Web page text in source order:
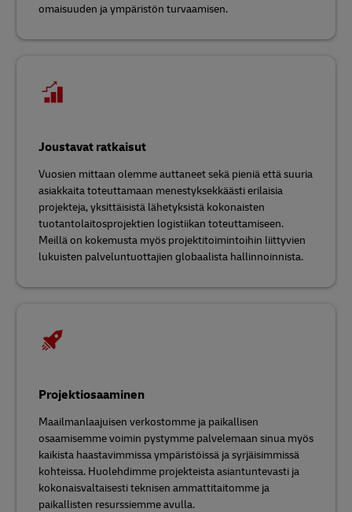
omaisuuden ja ympäristön turvaamisen.
Joustavat ratkaisut
Vuosien mittaan olemme auttaneet sekä pieniä että suuria
asiakkaita toteuttamaan menestyksekkäästi erilaisia
projekteja, yksittäisistä lähetyksistä kokonaisten
tuotantolaitosprojektien logistiikan toteuttamiseen.
Meillä on kokemusta myös projektitoimintoihin liittyvien
lukuisten palveluntuottajien globaalista hallinnoinnista.
Projektiosaaminen
Maailmanlaajuisen verkostomme ja paikallisen
osaamisemme voimin pystymme palvelemaan sinua myös
kaikista haastavimmissa ympäristöissä ja syrjäisimmissä
kohteissa. Huolehdimme projekteista asiantuntevasti ja
kokonaisvaltaisesti teknisen ammattitaitomme ja
paikallisten resurssiemme avulla.